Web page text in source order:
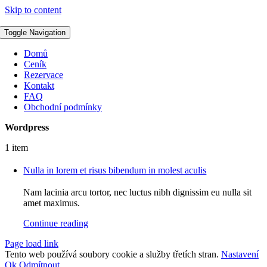
Skip to content
Toggle Navigation
Domů
Ceník
Rezervace
Kontakt
FAQ
Obchodní podmínky
Wordpress
1 item
Nulla in lorem et risus bibendum in molest aculis
Nam lacinia arcu tortor, nec luctus nibh dignissim eu nulla sit
amet maximus.
Continue reading
Page load link
Tento web používá soubory cookie a služby třetích stran. Nastavení
Ok Odmítnout